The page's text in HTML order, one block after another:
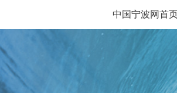
中国宁波网首